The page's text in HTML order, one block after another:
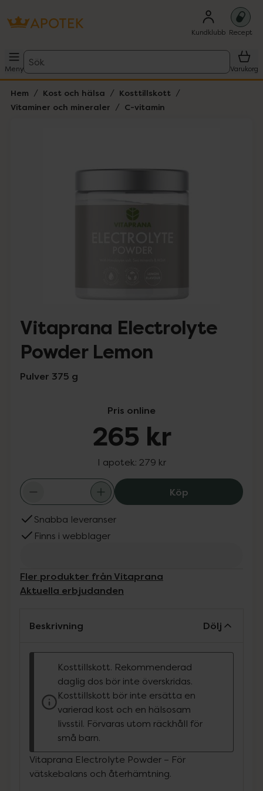
Kundklubb Recept
Meny
Sök
Varukorg
Hem Kost och hälsa
Kosttillskott
Vitaminer och mineraler
C-vitamin
Vitaprana Electrolyte
Powder Lemon
Pulver 375 g
Pris online
265 kr
I apotek: 279 kr
KöpVitaprana
Snabba leveranser
Finns i webblager
Fler produkter från Vitaprana
Aktuella erbjudanden
Beskrivning Dölj
Kosttillskott. Rekommenderad
daglig dos bör inte överskridas.
Kosttillskott bör inte ersätta en
varierad kost och en hälsosam
livsstil. Förvaras utom räckhåll för
små barn.
Vitaprana Electrolyte Powder – För
vätskebalans och återhämtning.